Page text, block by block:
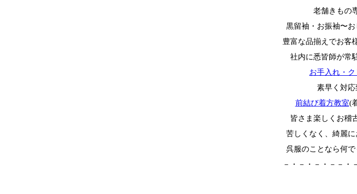
老舗きもの
黒留袖・お振袖〜
豊富な品揃えでお客
社内に悉皆師が常
お手入れ・
素早く対応
前結び着方教室(
皆さま楽しくお稽
苦しくなく、綺麗に
呉服のことなら何で
－・－・－・－－・